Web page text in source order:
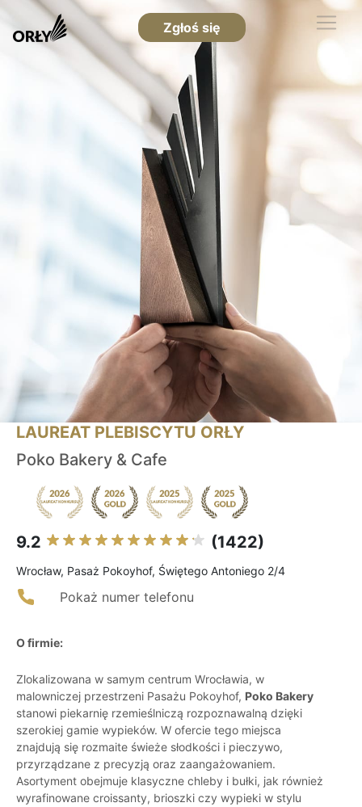
Zgłoś się
LAUREAT PLEBISCYTU ORŁY
Poko Bakery & Cafe
9.2 (1422)
Wrocław, Pasaż Pokoyhof, Świętego Antoniego 2/4
Pokaż numer telefonu
O firmie:
Zlokalizowana w samym centrum Wrocławia, w
malowniczej przestrzeni Pasażu Pokoyhof, Poko Bakery
stanowi piekarnię rzemieślniczą rozpoznawalną dzięki
szerokiej gamie wypieków. W ofercie tego miejsca
znajdują się rozmaite świeże słodkości i pieczywo,
przyrządzane z precyzją oraz zaangażowaniem.
Asortyment obejmuje klasyczne chleby i bułki, jak również
wyrafinowane croissanty, brioszki czy wypieki w stylu